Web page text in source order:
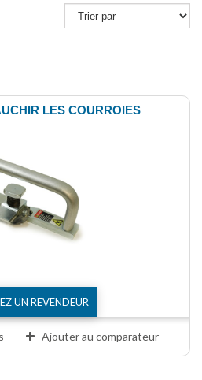
LES COURROIES
UN REVENDEUR
Ajouter au comparateur